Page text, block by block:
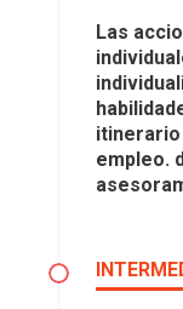
Las
itinerario
empleo.